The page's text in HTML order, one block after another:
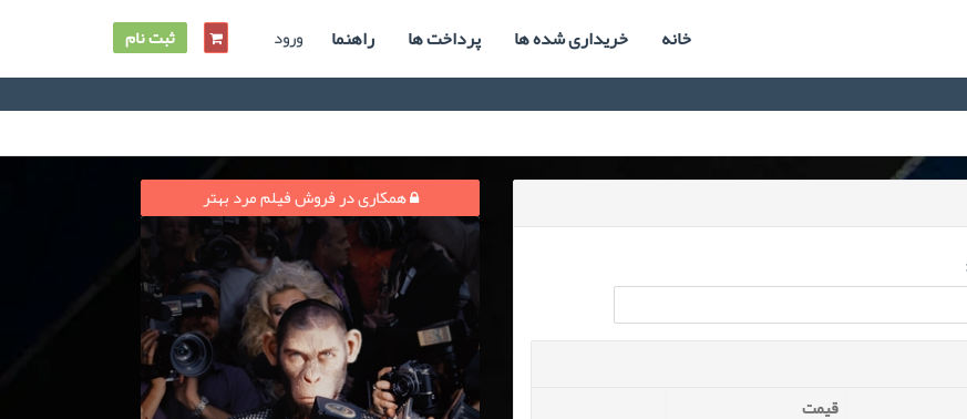
خانه خریداری شده ها پرداخت ها راهنما ورود ثبت نام
قیمت
همکاری در فروش فیلم مرد بهتر